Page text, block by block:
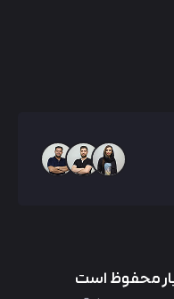
محفوظ است